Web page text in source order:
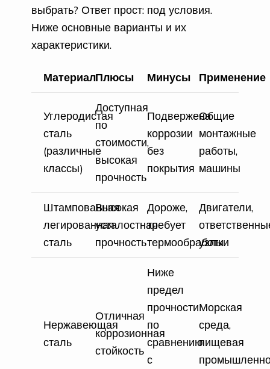
выбрать? Ответ прост: под условия.
Ниже основные варианты и их
характеристики.
МатериалПлюсы Минусы Применение
Углеродистая
сталь
(различные
классы)
Доступная
по
стоимости,
высокая
прочность
Подвержена
коррозии
без
покрытия
Общие
монтажные
работы,
машины
Штампованная
легированная
сталь
Высокая
усталостная
прочность
Дороже,
требует
термообработки
Двигатели,
узлы
Нержавеющая
сталь
Отличная
коррозионная
стойкость
Ниже
предел
прочности
по
сравнению
с
Морская
среда,
пищевая